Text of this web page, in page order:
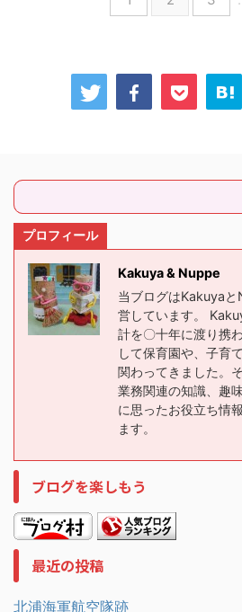
プロフィール
Kakuya & Nuppe
当ブログはKakuya
営しています。
計を〇十年に渡り携
して保育園や、子育
関わってきました。
業務関連の知識、趣
に思ったお役立ち情
ます。
ブログを楽しもう
最近の投稿
北浦海軍航空隊跡